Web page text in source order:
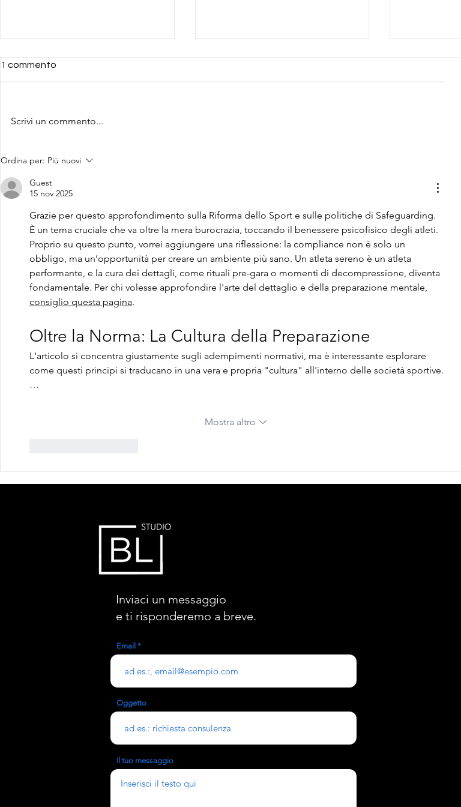
Intelligenza Artificiale e
Codice della Crisi:
innovazione ed esperienza
per il supporto alle imprese
1 commento
Scrivi un commento...
Ordina per: Più nuovi
Guest
15 nov 2025
Grazie per questo approfondimento sulla Riforma dello Sport e sulle politiche di Safeguarding.
È un tema cruciale che va oltre la mera burocrazia, toccando il benessere psicofisico degli atleti.
Proprio su questo punto, vorrei aggiungere una riflessione: la compliance non è solo un
obbligo, ma un’opportunità per creare un ambiente più sano. Un atleta sereno è un atleta
performante, e la cura dei dettagli, come rituali pre-gara o momenti di decompressione, diventa
fondamentale. Per chi volesse approfondire l'arte del dettaglio e della preparazione mentale,
consiglio questa pagina.
Oltre la Norma: La Cultura della Preparazione
L'articolo si concentra giustamente sugli adempimenti normativi, ma è interessante esplorare
come questi principi si traducano in una vera e propria "cultura" all'interno delle società sportive.
…
Mostra altro
Inviaci un messaggio
e ti risponderemo a breve.
Email
Oggetto
Il tuo messaggio